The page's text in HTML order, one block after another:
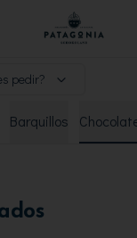
pedir?
Barquillos